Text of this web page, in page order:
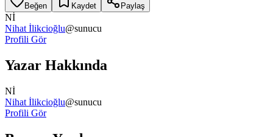
Beğen Kaydet Paylaş
Nİ
Nihat İlikcioğlu@sunucu
Profili Gör
Yazar Hakkında
Nİ
Nihat İlikcioğlu@sunucu
Profili Gör